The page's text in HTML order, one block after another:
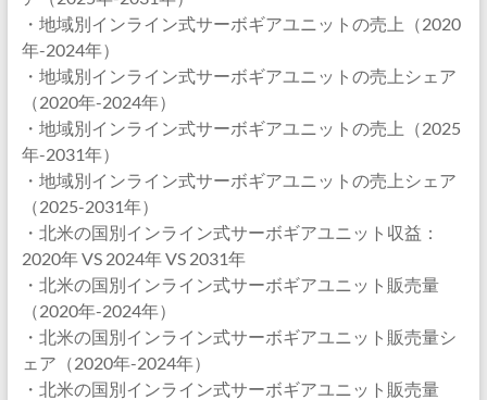
・地域別インライン式サーボギアユニットの売上（2020
年-2024年）
・地域別インライン式サーボギアユニットの売上シェア
（2020年-2024年）
・地域別インライン式サーボギアユニットの売上（2025
年-2031年）
・地域別インライン式サーボギアユニットの売上シェア
（2025-2031年）
・北米の国別インライン式サーボギアユニット収益：
2020年 VS 2024年 VS 2031年
・北米の国別インライン式サーボギアユニット販売量
（2020年-2024年）
・北米の国別インライン式サーボギアユニット販売量シ
ェア（2020年-2024年）
・北米の国別インライン式サーボギアユニット販売量